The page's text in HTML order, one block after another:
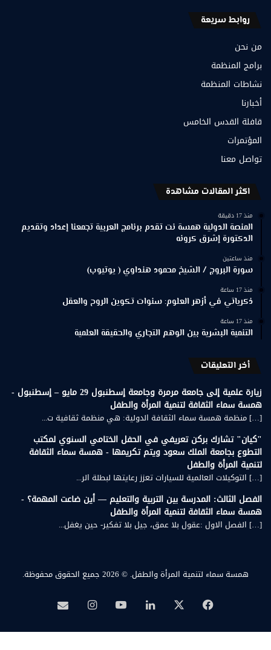
روابط سريعة
من نحن
برامج المنظمة
نشاطات المنظمة
أخبارنا
قافلة القدس الخامس
المؤتمرات
تواصل معنا
اكثر المقالات مشاهدة
منذ 17 دقيقة
المنصة الدولية همسة نت تقدم برنامج العربية تجمعنا إعداد وتقديم
الدكتورة إشرق كرونه
منذ ساعتين
سورة البروج / الشيخ محمود هنداوي ( يوتيوب)
منذ 17 ساعة
ذكرياتي في أزهر العلوم: سنوات تكوين الروح والعقل
منذ 17 ساعة
التنمية البشرية بين الوهم التجاري والحقيقة العلمية
أخر التعليقات
زيارة علمية إلى جامعة مرمرة وجامعة إسطنبول 29 مايو – إسطنبول -
همسة سماء الثقافة لتنمية المرأة والطفل
[…] منظمة همسة سماء الثقافة الدولية: هي منظمة ثقافية ت...
"كيان" تشارك بركن تعريفي في الحفل الختامي السنوي لمكتب
التطوع بجامعة الملك سعود ويتم تكريمها - همسة سماء الثقافة
لتنمية المرأة والطفل
[…] التوكيلات العالمية للسيارات تعزز رعايتها لبطلة الر...
الفصل الثالث: المدرسة بين التربية والتعليم — أين ضاعت المهمة؟ -
همسة سماء الثقافة لتنمية المرأة والطفل
[…] الفصل الاول :عقول بلا عمق، جيل بلا تفكير- حين يغفل...
همسة سماء لتنمية المرأة والطفل. © 2026 جميع الحقوق محفوظة.
فيسبوك لينكدإن‫YouTubeانستقرامبريد
همسة